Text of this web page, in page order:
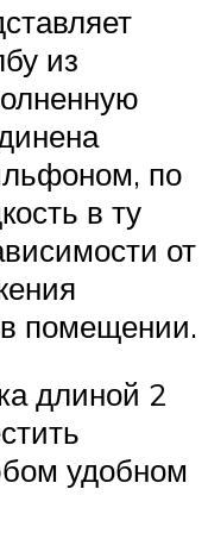
из
по
в ту
от
помещении.
длиной 2
удобном